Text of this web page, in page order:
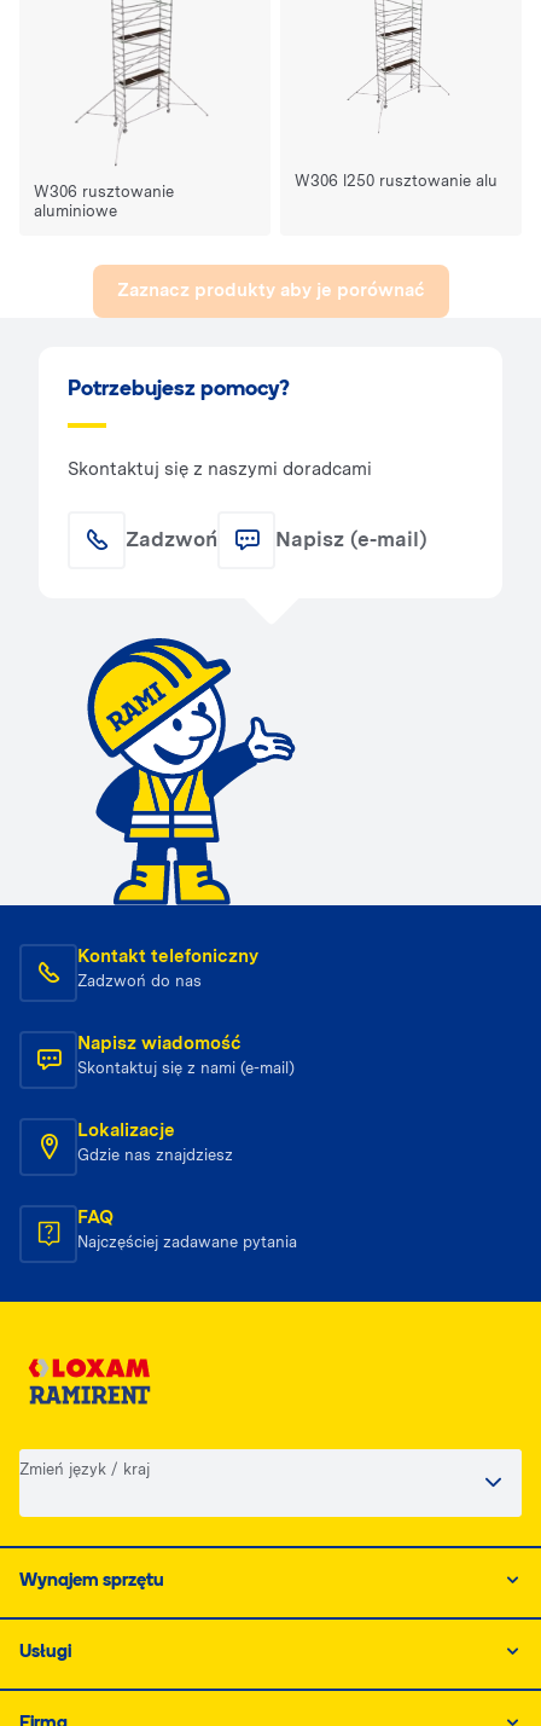
W306 rusztowanie
aluminiowe
W306 l250 rusztowanie alu
Zaznacz produkty aby je porównać
Potrzebujesz pomocy?
Skontaktuj się z naszymi doradcami
Zadzwoń Napisz (e-mail)
Kontakt telefoniczny
Zadzwoń do nas
Napisz wiadomość
Skontaktuj się z nami (e-mail)
Lokalizacje
Gdzie nas znajdziesz
FAQ
Najczęściej zadawane pytania
Zmień język / kraj
Wynajem sprzętu
Usługi